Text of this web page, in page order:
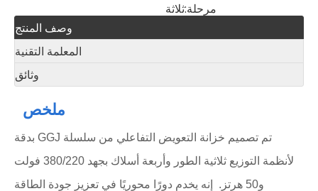
مرحلة:ثلاثة
وصف المنتج
المعلمة التقنية
وثائق
ملخص
تم تصميم خزانة التعويض التفاعلي من سلسلة GGJ بدقة
لأنظمة التوزيع ثلاثية الطور وأربعة أسلاك بجهد 380/220 فولت
و50 هرتز. إنه يخدم دورًا محوريًا في تعزيز جودة الطاقة